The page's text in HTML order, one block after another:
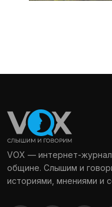
VOX — интернет-
общине. Слышим и
историями, мнениями и